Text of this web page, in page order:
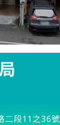
二段11之36號